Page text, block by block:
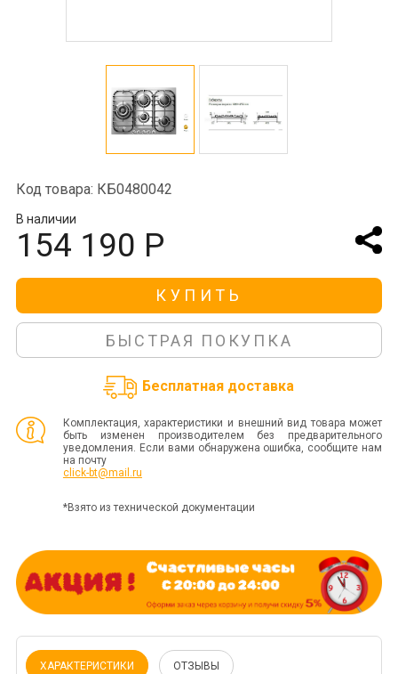
Код товара: КБ0480042
В наличии
154 190 Р
КУПИТЬ
БЫСТРАЯ ПОКУПКА
Бесплатная доставка
Комплектация, характеристики и внешний вид товара может
быть изменен производителем без предварительного
уведомления. Если вами обнаружена ошибка, сообщите нам
на почту
click-bt@mail.ru
*Взято из технической документации
ХАРАКТЕРИСТИКИ ОТЗЫВЫ